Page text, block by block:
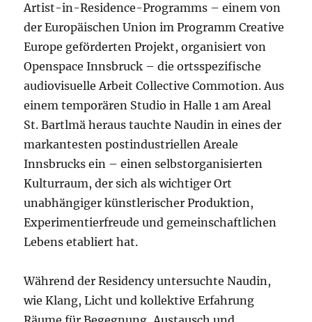
Artist-in-Residence-Programms – einem von
der Europäischen Union im Programm Creative
Europe geförderten Projekt, organisiert von
Openspace Innsbruck – die ortsspezifische
audiovisuelle Arbeit Collective Commotion. Aus
einem temporären Studio in Halle 1 am Areal
St. Bartlmä heraus tauchte Naudin in eines der
markantesten postindustriellen Areale
Innsbrucks ein – einen selbstorganisierten
Kulturraum, der sich als wichtiger Ort
unabhängiger künstlerischer Produktion,
Experimentierfreude und gemeinschaftlichen
Lebens etabliert hat.
Während der Residency untersuchte Naudin,
wie Klang, Licht und kollektive Erfahrung